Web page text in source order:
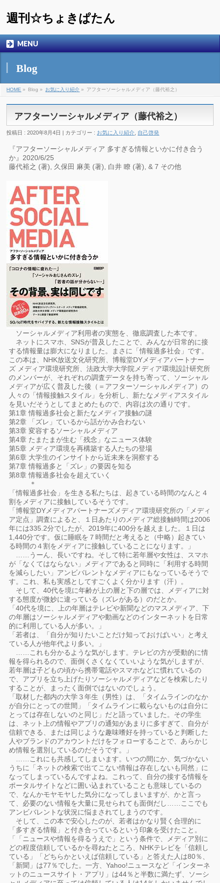
週刊☆ちょきぱたん
MENU
Blog
HOME » Blog » お気に入り紹介 » アフターソーシャルメディア（藤代裕之）
アフターソーシャルメディア（藤代裕之）
投稿日 : 2020年8月4日 | カテゴリー : お気に入り紹介 自己啓発
『アフターソーシャルメディア 多すぎる情報といかに付き合う
か』2020/6/25
藤代裕之 (著), 久保田 麻美 (著), 白井 瞭 (著), & 7 その他
ソーシャルメディア利用者の実態を、徹底調査した本です。
ネットにスマホ、SNSが普及したことで、みんなが日常的に接
する情報量は膨大になりました。まさに「情報過多社会」です。
この本は、NHK放送文化研究所、博報堂DYメディアパートナー
ズ メディア環境研究所、法政大学大学院メディア環境設計研究所
のメンバーが、それぞれの調査データを持ち寄って、ソーシャル
メディアが広く普及した後（＝アフターソーシャルメディア）の
人々の「情報接触スタイル」を分析し、新たなメディアスタイル
を見いだそうとしてまとめたもので、内容は次の通りです。
第1章 情報過多社会と新たなメディア接触の謎
第2章 「ズレ」ているから話がかみ合わない
第3章 変容するソーシャルメディア
第4章 たまたまが生む「残念」なニュース体験
第5章 メディア環境を再構築する人たちの登場
第6章 大学生のインサイトから近未来を洞察する
第7章 情報過多と「ズレ」の要因を知る
第8章 情報過多社会を超えていく
＊
「情報過多社会」を生きる私たちは、起きている時間のなんと４
割をメディアに接触しているそうです。
「博報堂DYメディアパートナーズメディア環境研究所の「メディ
ア定点」調査によると、１日あたりのメディア総接触時間は2006
年には335.2分でしたが、2019年に400分を越えました。１日は
1,440分です。仮に睡眠を７時間だと考えると（中略）起きてい
る時間の４割をメディアに接触していることになります。」
……うーん、長いですね。そして特に若年層や女性は、スマホ
が「なくてはならない」メディアであると同時に「利用する時間
を減らしたい」アンビバレントなメディアにもなっているそうで
す。これ、私も実感としてすごくよく分かります（汗）。
そして、40代を境に年齢が上の層と下の層では、メディアに対
する態度が微妙に違っている（ズレがある）のだとか。
「40代を境に、上の年層はテレビや新聞などのマスメディア、下
の年層はソーシャルメディアや動画などのインターネットを日常
的に利用している人が多い。」
「若者は、「自分が知りたいことだけ知っておけばいい」と考え
ている人が他年代より多い。」
……これも分かるような気がします。テレビの方が受動的に情
報を得られるので、面倒くさくなくていいような気がしますが、
若年層は子どもの頃から携帯電話やスマホなどに慣れているの
で、アプリを立ち上げたりソーシャルメディアなどを検索したり
することが、まったく面倒ではないのでしょう。
「取材した都内の大学３年生（男性）は、「タイムラインのなか
が自分にとっての世間」「タイムラインに載らないものは自分に
とっては存在しないのと同じ」だと語っていました。その学生
は、ネット上の情報やアプリの通知があまりに多すぎて、自分が
信頼できる、または同じような趣味嗜好を持っていると判断した
人やブランドのアカウントだけをフォローすることで、あらかじ
め情報を選別しているのだそうです。」
……これにも共感してしまいます。いつの間にか、気づかない
うちに「ネットの検索で出てこない情報は存在しないも同然」に
なってしまっているんですよね。これって、自分の接する情報を
ポータルサイトなどに囲い込まれていることも意味しているの
で、なんかモヤモヤした気分になってしまいますが、かと言っ
て、必要のない情報を大量に見せられても面倒だし……ここでも
アンビバレントな状況に悩まされてしまうのです。
そして、この本で安心したのが、若者はかなり賢く合理的に
「多すぎる情報」と付き合っているという印象を受けたこと。
「「ニュースや情報を得るうえで」という条件で、メディア別に
どの程度信頼しているかを尋ねたところ、NHKテレビを「信頼し
ている」「どちらかといえば信頼している」と答えた人は80％、
「新聞」は77％でした。一方、Yahoo!ニュースなど「インターネ
ットのニュースサイト・アプリ」は44％と半数に満たず、ソーシ